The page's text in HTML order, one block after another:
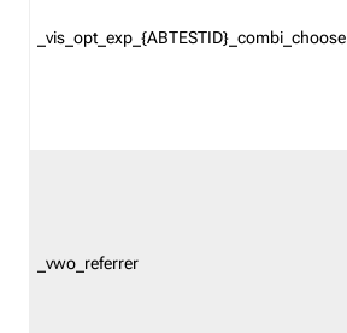
_vis_opt_exp_{ABTESTID}_combi_choose
_vwo_referrer